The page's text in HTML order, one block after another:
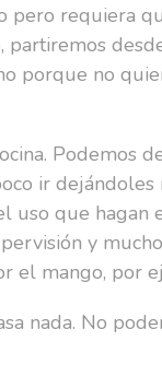
pero requiera
partiremos
porque no
Podemos
ir dejándoles
uso que hagan
y
el mango, por
nada. No